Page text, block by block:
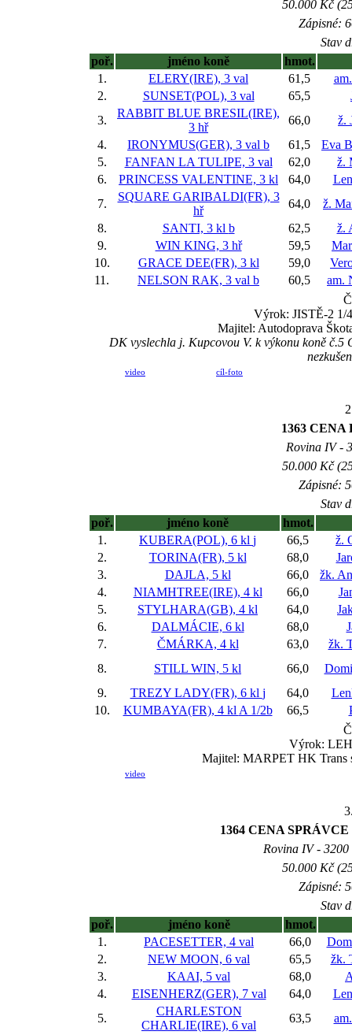
50.000 Kč
Zápisné:
Stav
poř.
jméno koně
hmot.
1.
ELERY(IRE), 3 val 61,5
2.
SUNSET(POL), 3 val 65,5
3.
RABBIT BLUE BRESIL(IRE),
3 hř
66,0
ž.
4.
IRONYMUS(GER), 3 val b 61,5
Eva
5.
FANFAN LA TULIPE, 3 val 62,0
ž.
6.
PRINCESS VALENTINE, 3 kl 64,0
7.
SQUARE GARIBALDI(FR), 3
hř
64,0
ž.
8.
SANTI, 3 kl b 62,5
ž.
9.
WIN KING, 3 hř 59,5
10.
GRACE DEE(FR), 3 kl 59,0
11.
NELSON RAK, 3 val b 60,5
am.
Výrok: JISTĚ-2 1/
Majitel: Autodoprava
DK vyslechla j. Kupcovou V. k výkonu koně
video cíl-foto
1363 CENA
Rovina IV -
50.000 Kč
Zápisné:
Stav
poř.
jméno koně
hmot.
1.
KUBERA(POL), 6 kl j 66,5
ž.
2.
TORINA(FR), 5 kl 68,0
3.
DAJLA, 5 kl 66,0
žk.
4.
NIAMHTREE(IRE), 4 kl 66,0
5.
STYLHARA(GB), 4 kl 64,0
6.
DALMÁCIE, 6 kl 68,0
7.
ČMÁRKA, 4 kl 63,0
žk.
8.
STILL WIN, 5 kl 66,0
9.
TREZY LADY(FR), 6 kl j 64,0
10.
KUMBAYA(FR), 4 kl A 1/2b 66,5
Výrok:
Majitel: MARPET HK Trans
video
1364 CENA
Rovina IV -
50.000 Kč
Zápisné:
Stav
poř.
jméno koně
hmot.
1.
PACESETTER, 4 val 66,0
2.
NEW MOON, 6 val 65,5
žk.
3.
KAAI, 5 val 68,0
4.
EISENHERZ(GER), 7 val 64,0
5.
CHARLESTON
CHARLIE(IRE), 6 val
63,5